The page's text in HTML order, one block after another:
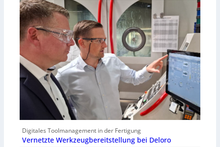
Digitales Toolmanagement in der Fertigung
Vernetzte Werkzeugbereitstellung bei Deloro